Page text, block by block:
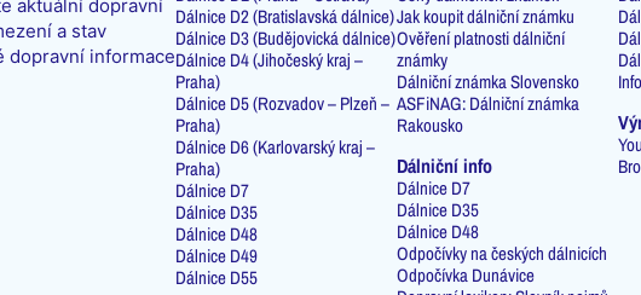
aktuální dopravní
a stav
dopravní informace
Dálnice D2 (Bratislavská dálnice)
Dálnice D3 (Budějovická dálnice)
Dálnice D4 (Jihočeský kraj –
Praha)
Dálnice D5 (Rozvadov – Plzeň –
Praha)
Dálnice D6 (Karlovarský kraj –
Praha)
Dálnice D7
Dálnice D35
Dálnice D48
Dálnice D49
Dálnice D55
Jak koupit dálniční známku
Ověření platnosti dálniční
známky
Dálniční známka Slovensko
ASFiNAG: Dálniční známka
Rakousko
Dálniční info
Dálnice D7
Dálnice D35
Dálnice D48
Odpočívky na českých dálnicích
Odpočívka Dunávice